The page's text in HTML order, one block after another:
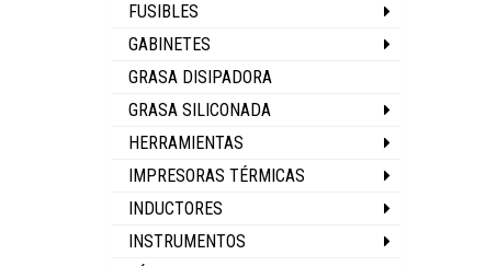
FUSIBLES
GABINETES
GRASA DISIPADORA
GRASA SILICONADA
HERRAMIENTAS
IMPRESORAS TÉRMICAS
INDUCTORES
INSTRUMENTOS